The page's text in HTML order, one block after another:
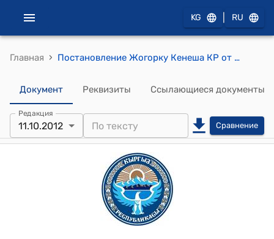
KG RU
Главная › Постановление Жогорку Кенеша КР от 11 октября 2012 года № 2370-V "О принятии в первом чтении проекта Закона Кыргызской Республики "О внесении изменений в некоторые законодательные акты Кыргызской Республики" (в законы Кыргызской Республики "О статусе депутатов местных кенешей", "О местном самоуправлении")
Документ Реквизиты Ссылающиеся документы
Редакция
11.10.2012 Сравнение